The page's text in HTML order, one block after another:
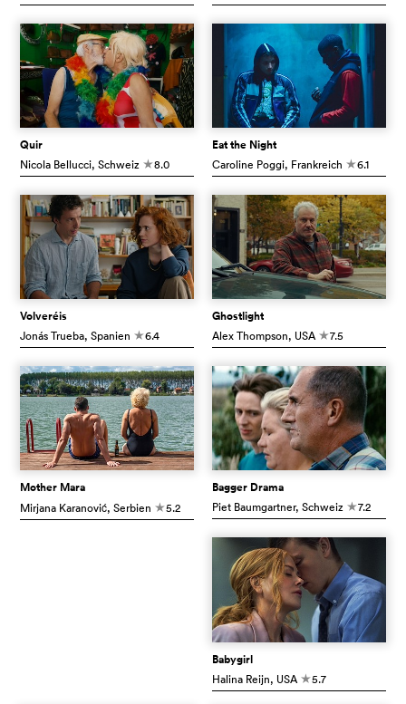
Quir
Nicola Bellucci, Schweiz c8.0
Eat the Night
Caroline Poggi, Frankreich c6.1
Volveréis
Jonás Trueba, Spanien c6.4
Ghostlight
Alex Thompson, USA c7.5
Mother Mara
Mirjana Karanović, Serbien c5.2
Bagger Drama
Piet Baumgartner, Schweiz c7.2
Babygirl
Halina Reijn, USA c5.7